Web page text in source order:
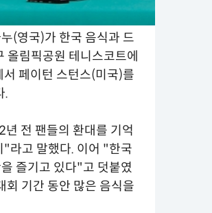
(영국)가 한국 음식과 드
림픽공원 테니스코트에
페이턴 스턴스(미국)를
.
전 팬들의 환대를 기억
"라고 말했다. 이어 "한국
즐기고 있다"고 덧붙였
회 기간 동안 많은 음식을